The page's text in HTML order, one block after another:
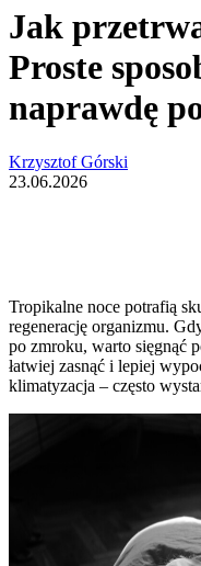
Jak
Proste
naprawdę
Krzysztof Górski
23.06.2026
Tropikalne noce potrafią
regenerację organizmu.
po zmroku, warto sięgnąć
łatwiej zasnąć i lepiej
klimatyzacja – często